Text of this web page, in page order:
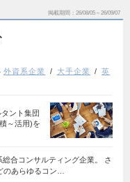
掲載期間 26/08/05～26/09/07
外資系企業 大手企業
英
ント集団
～活用)を
総合コンサルティング企業。 さ
のあらゆるコン…